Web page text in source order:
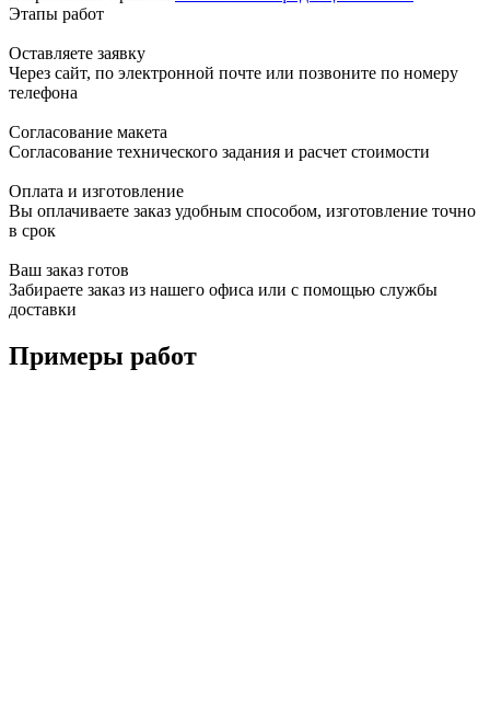
Этапы работ
Оставляете заявку
Через сайт, по электронной почте или позвоните по номеру
телефона
Согласование макета
Согласование технического задания и расчет стоимости
Оплата и изготовление
Вы оплачиваете заказ удобным способом, изготовление точно
в срок
Ваш заказ готов
Забираете заказ из нашего офиса или с помощью службы
доставки
Примеры работ